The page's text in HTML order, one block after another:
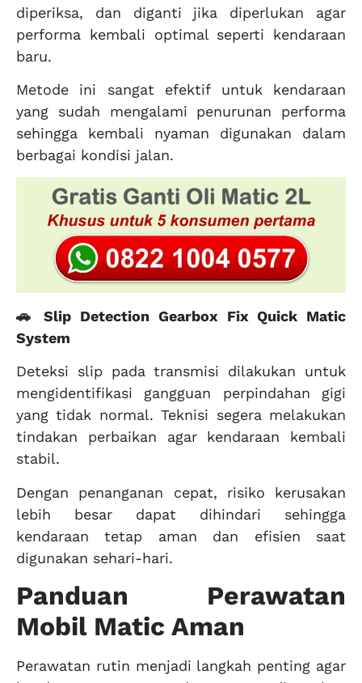
diperiksa, dan diganti jika diperlukan agar
performa kembali optimal seperti kendaraan
baru.
Metode ini sangat efektif untuk kendaraan
yang sudah mengalami penurunan performa
sehingga kembali nyaman digunakan dalam
berbagai kondisi jalan.
🚗 Slip Detection Gearbox Fix Quick Matic
System
Deteksi slip pada transmisi dilakukan untuk
mengidentifikasi gangguan perpindahan gigi
yang tidak normal. Teknisi segera melakukan
tindakan perbaikan agar kendaraan kembali
stabil.
Dengan penanganan cepat, risiko kerusakan
lebih besar dapat dihindari sehingga
kendaraan tetap aman dan efisien saat
digunakan sehari-hari.
Panduan Perawatan
Mobil Matic Aman
Perawatan rutin menjadi langkah penting agar